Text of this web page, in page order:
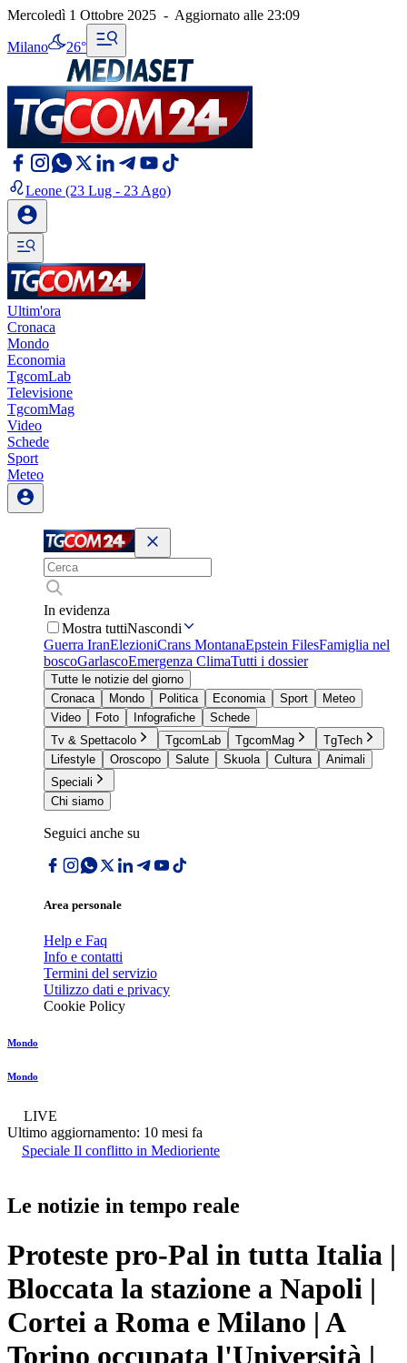
Mercoledì 1 Ottobre 2025 - Aggiornato alle 23:09
Milano 26°
Leone (23 Lug - 23 Ago)
Ultim'ora
Cronaca
Mondo
Economia
TgcomLab
Televisione
TgcomMag
Video
Schede
Sport
Meteo
In evidenza
Mostra tuttiNascondi
Guerra IranElezioniCrans MontanaEpstein FilesFamiglia nel
boscoGarlascoEmergenza ClimaTutti i dossier
Tutte le notizie del giorno
Cronaca
Mondo Politica Economia Sport
Meteo
Video
Foto Infografiche
Schede
Tv & Spettacolo
TgcomLab TgcomMag
TgTech
Lifestyle
Oroscopo Salute Skuola Cultura
Animali
Speciali
Chi siamo
Seguici anche su
Area personale
Help e Faq
Info e contatti
Termini del servizio
Utilizzo dati e privacy
Cookie Policy
Mondo
Mondo
LIVE
Ultimo aggiornamento: 10 mesi fa
Speciale Il conflitto in Medioriente
Le notizie in tempo reale
Proteste pro-Pal in tutta Italia |
Bloccata la stazione a Napoli |
Cortei a Roma e Milano | A
Torino occupata l'Università |